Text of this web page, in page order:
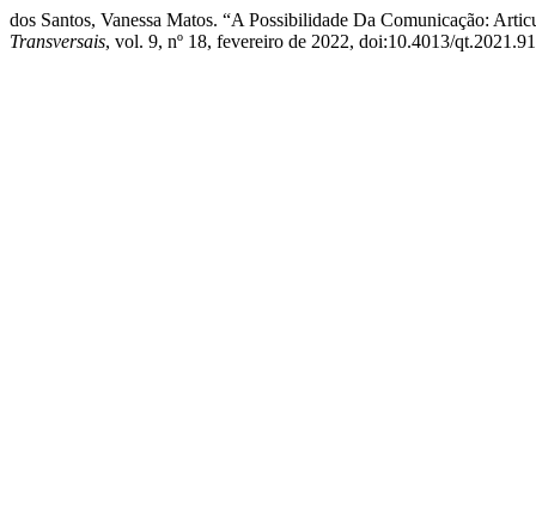
dos Santos, Vanessa Matos. “A Possibilidade Da Comunicação:
Transversais, vol. 9, nº 18, fevereiro de 2022, doi:10.4013/